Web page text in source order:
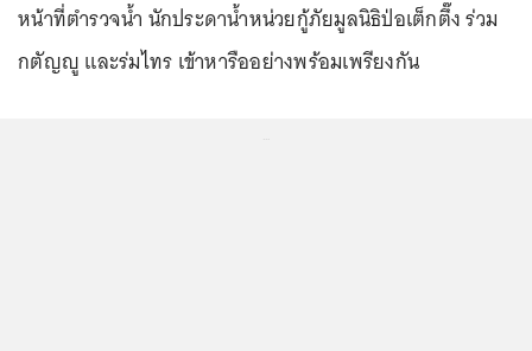
หน้าที่ตำรวจน้ำ นักประดาน้ำหน่วยกู้ภัยมูลนิธิป่อเต็กตึ๊ง ร่วม
กตัญญู และร่มไทร เข้าหารืออย่างพร้อมเพรียงกัน